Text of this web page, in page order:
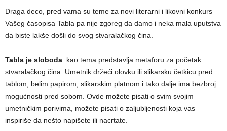
Draga deco, pred vama su teme za novi literarni i likovni konkurs
Vašeg časopisa Tabla pa nije zgoreg da damo i neka mala uputstva
da biste lakše došli do svog stvaralačkog čina.
Tabla je sloboda kao tema predstavlјa metaforu za početak
stvaralačkog čina. Umetnik držeći olovku ili slikarsku četkicu pred
tablom, belim papirom, slikarskim platnom i tako dalјe ima bezbroj
mogućnosti pred sobom. Ovde možete pisati o svim svojim
umetničkim porivima, možete pisati o zalјublјenosti koja vas
inspiriše da nešto napišete ili nacrtate.